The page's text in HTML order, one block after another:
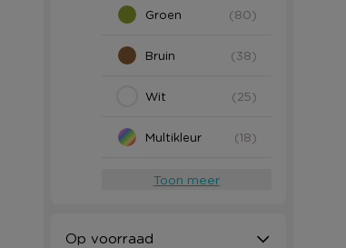
Groen (80)
Bruin (38)
Wit (25)
Multikleur (18)
Toon meer
Op voorraad